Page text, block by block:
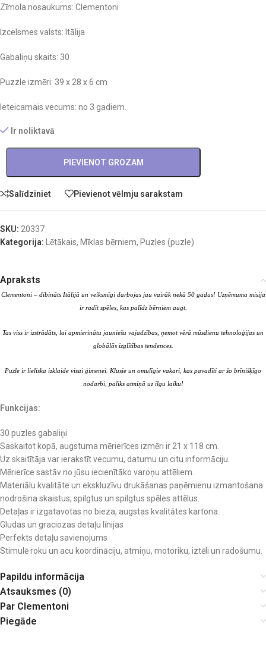
Zīmola nosaukums: Clementoni
Izcelsmes valsts: Itālija
Gabaliņu skaits: 30
Puzzle izmēri: 39 x 28 x 6 cm
Ieteicamais vecums: no 3 gadiem.
Ir noliktavā
PIEVIENOT GROZAM
Salīdziniet Pievienot vēlmju sarakstam
SKU: 20337
Kategorija:
Lētākais, Mīklas bērniem, Puzles (puzle)
Apraksts
Clementoni – dibināts Itālijā un veiksmīgi darbojas jau vairāk nekā 50 gadus! Uzņēmuma misija
ir radīt spēles, kas palīdz bērniem augt.
Tas viss ir izstrādāts, lai apmierinātu jauniešu vajadzības, ņemot vērā mūsdienu tehnoloģijas un
globālās izglītības tendences.
Puzle ir lieliska izklaide visai ģimenei. Klusie un omulīgie vakari, kas pavadīti ar šo brīnišķīgo
nodarbi, paliks atmiņā uz ilgu laiku!
Funkcijas:
30 puzles gabaliņi
Saskaitot kopā, augstuma mērierīces izmēri ir 21 x 118 cm.
Uz skaitītāja var ierakstīt vecumu, datumu un citu informāciju.
Mērierīce sastāv no jūsu iecienītāko varoņu attēliem.
Materiālu kvalitāte un ekskluzīvu drukāšanas paņēmienu izmantošana
nodrošina skaistus, spilgtus un spilgtus spēles attēlus.
Detaļas ir izgatavotas no bieza, augstas kvalitātes kartona.
Gludas un graciozas detaļu līnijas
Perfekts detaļu savienojums
Stimulē roku un acu koordināciju, atmiņu, motoriku, iztēli un radošumu.
Papildu informācija
Atsauksmes (0)
Par Clementoni
Piegāde